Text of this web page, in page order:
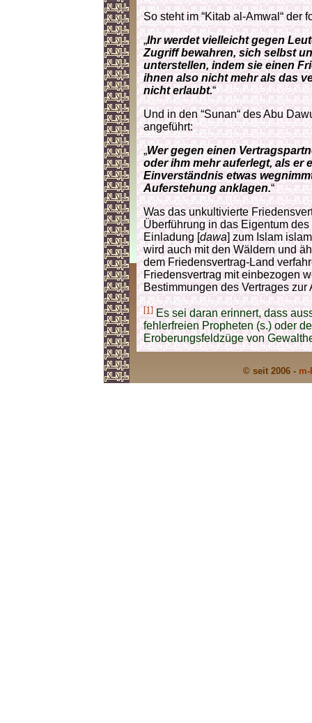
So steht im “Kitab al-Amwal“ der
„Ihr werdet vielleicht gegen
Zugriff bewahren, sich selbst
unterstellen, indem sie einen
ihnen also nicht mehr als das
nicht erlaubt.“
Und in den “Sunan“ des Abu
angeführt:
„Wer gegen einen
oder ihm mehr auferlegt, als er
Einverständnis etwas
Auferstehung anklagen.“
Was das unkultivierte
Überführung in das Eigentum
Einladung [dawa] zum Islam
wird auch mit den Wäldern und
dem Friedensvertrag-Land
Friedensvertrag mit einbezogen
Bestimmungen des Vertrages zur
[1]Es sei daran erinnert, dass
fehlerfreien Propheten (s.) oder
Eroberungsfeldzüge von
© seit 2006 -